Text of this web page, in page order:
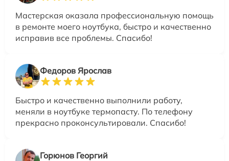
Мастерская оказала профессиональную помощь
в ремонте моего ноутбука, быстро и качественно
исправив все проблемы. Спасибо!
Федоров Ярослав
Быстро и качественно выполнили работу,
меняли в ноутбуке термопасту. По телефону
прекрасно проконсультировали. Спасибо!
Горюнов Георгий